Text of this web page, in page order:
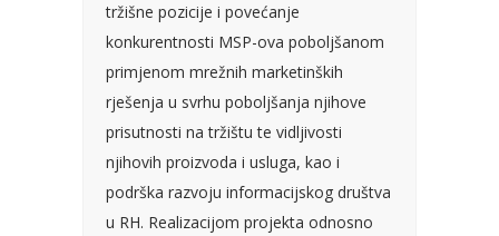
tržišne pozicije i povećanje
konkurentnosti MSP-ova poboljšanom
primjenom mrežnih marketinških
rješenja u svrhu poboljšanja njihove
prisutnosti na tržištu te vidljivosti
njihovih proizvoda i usluga, kao i
podrška razvoju informacijskog društva
u RH. Realizacijom projekta odnosno